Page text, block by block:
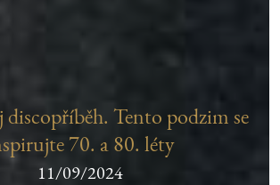
discopříběh. Tento podzim se
70. a 80. léty
11/09/2024